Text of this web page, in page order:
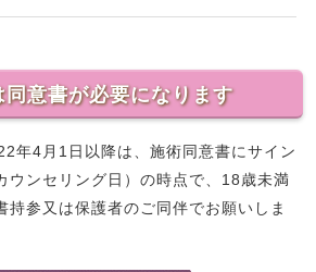
同意書が必要になります
年4月1日以降は、施術同意書にサイン
ウンセリング日）の時点で、18歳未満
持参又は保護者のご同伴でお願いしま